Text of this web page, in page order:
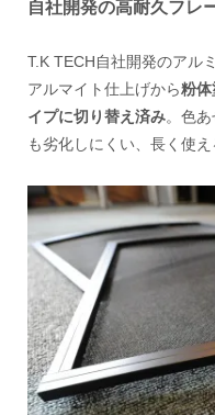
自社開発の高耐久フレ
T.K TECH自社開発のアル
アルマイト仕上げから粉
イプに切り替え済み。色
も劣化しにくい、長く使え